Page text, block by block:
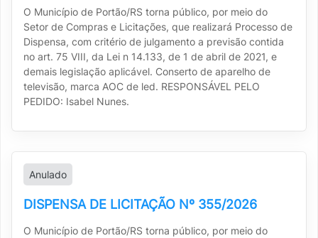
O Município de Portão/RS torna público, por meio do
Setor de Compras e Licitações, que realizará Processo de
Dispensa, com critério de julgamento a previsão contida
no art. 75 VIII, da Lei n 14.133, de 1 de abril de 2021, e
demais legislação aplicável. Conserto de aparelho de
televisão, marca AOC de led. RESPONSÁVEL PELO
PEDIDO: Isabel Nunes.
Anulado
DISPENSA DE LICITAÇÃO Nº 355/2026
O Município de Portão/RS torna público, por meio do